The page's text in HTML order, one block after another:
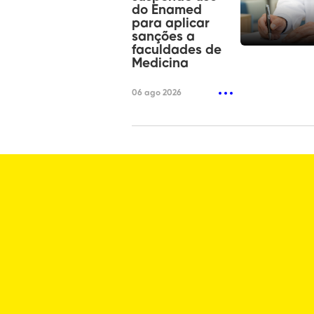
do Enamed
para aplicar
sanções a
faculdades de
Medicina
06 ago 2026